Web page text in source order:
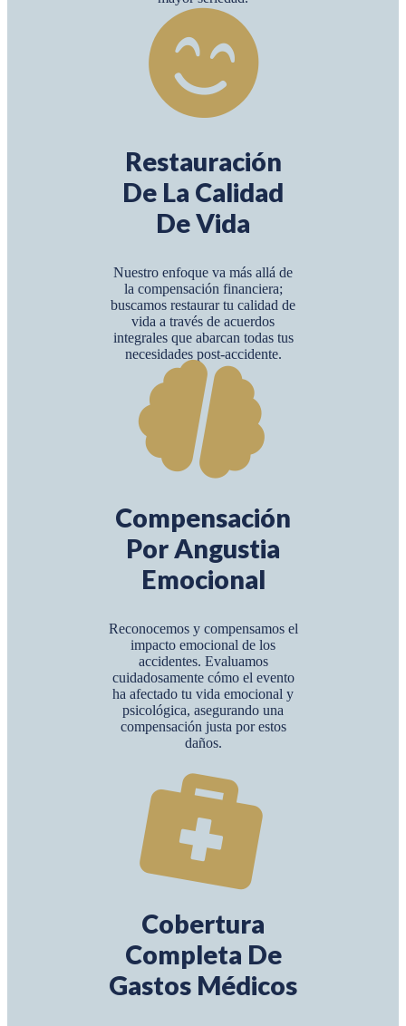
Restauración
De La Calidad
De Vida
Nuestro enfoque va más allá de
la compensación financiera;
buscamos restaurar tu calidad de
vida a través de acuerdos
integrales que abarcan todas tus
necesidades post-accidente.
Compensación
Por Angustia
Emocional
Reconocemos y compensamos el
impacto emocional de los
accidentes. Evaluamos
cuidadosamente cómo el evento
ha afectado tu vida emocional y
psicológica, asegurando una
compensación justa por estos
daños.
Cobertura
Completa De
Gastos Médicos